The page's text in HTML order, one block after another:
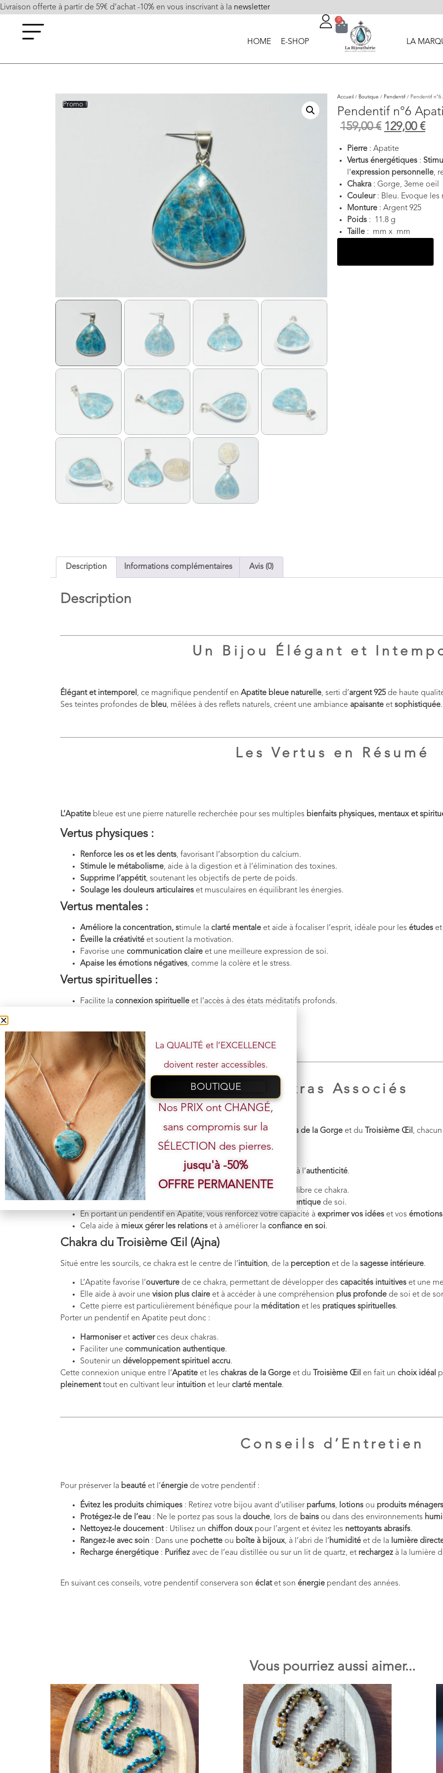
Livraison offerte à partir de 59€ d’achat -10% en vous inscrivant à la newsletter
HOME E-SHOP LA
0
Promo !
Accueil / Boutique / Pendentif / Pendentif n°6
Pendentif n°6
159,00€ 129,00 €
Pierre : Apatite
Vertus énergétiques :
l’expression personnelle,
Chakra : Gorge, 3eme oeil
Couleur: Bleu. Evoque les
Monture : Argent 925
Poids : 11.8 g
Taille : mm x mm
Description Informations complémentaires Avis (0)
Description
Un Bijou Élégant et
Élégant et intemporel , ce magnifique pendentif en Apatite bleue naturelle, serti d’argent 925de haute
Ses teintes profondes de bleu, mêlées à des reflets naturels, créent une ambiance apaisante et sophistiquée.
Les Vertus en Résumé
L’Apatite bleue est une pierre naturelle recherchée pour ses multiples bienfaits physiques, mentaux et
Vertus physiques :
Renforce les os et les dents, favorisant l’absorption du calcium.
Stimule le métabolisme, aide à la digestion et à l’élimination des toxines.
Supprime l’appétit, soutenant les objectifs de perte de poids.
Soulage les douleurs articulaires et musculaires en équilibrant les énergies.
Vertus mentales :
Améliore la concentration, stimule la clarté mentale et aide à focaliser l’esprit, idéale pour les études
Éveille la créativité et soutient la motivation.
Favorise une communication claire et une meilleure expression de soi.
Apaise les émotions négatives, comme la colère et le stress.
Vertus spirituelles :
Facilite la connexion spirituelle et l’accès à des états méditatifs profonds.
Soutient lamanifestation des intentions
Chakras Associés
L’Apatite bleue est une pierre particulièrement associée aux chakras de la Gorge et du Troisième Œil ,
Chakra de la Gorge (Vishuddha)
Ce chakra est lié à l’expression personnelle , à lacommunication et à l’authenticité.
L’Apatite, avec ses nuances bleues apaisantes , stimule et équilibre ce chakra.
Elle facilite unecommunication claire expression authentique de soi.
En portant un pendentif en Apatite, vous renforcez votre capacité à exprimer vos idées et vos émotions
Cela aide à mieux gérer les relations et à améliorer la confiance en soi.
Chakra du Troisième Œil (Ajna)
Situé entre les sourcils, ce chakra est le centre de l’intuition, de la perception et de la sagesse intérieure.
L’Apatite favorise l’ouverture de ce chakra, permettant de développer des capacités intuitives et une
Elle aide à avoir une vision plus claire et à accéder à une compréhension plus profonde de soi et de
Cette pierre est particulièrement bénéfique pour la méditation et les pratiques spirituelles.
Porter un pendentif en Apatite peut donc :
Harmoniseret activerces deux chakras.
Faciliter une communication authentique.
Soutenir un développement spirituel accru.
Cette connexion unique entre l’Apatite et les chakras de la Gorge et du Troisième Œil en fait un choix idéal
pleinementtout en cultivant leur intuition et leur clarté mentale.
Conseils d’Entretien
Pour préserver la beauté et l’énergie de votre pendentif :
Évitez les produits chimiques : Retirez votre bijou avant d’utiliser parfums, lotions ou produits ménagers
Protégez-le de l’eau : Ne le portez pas sous la douche, lors de bains ou dans des environnements
Nettoyez-le doucement: Utilisez un chiffon douxpour l’argent et évitez les nettoyants abrasifs.
Rangez-le avec soin : Dans une pochette ou boîte à bijoux, à l’abri de l’humidité et de la lumière
Recharge énergétique : Purifiez avec de l’eau distillée ou sur un lit de quartz, et rechargez à la lumière
En suivant ces conseils, votre pendentif conservera son éclatet son énergie pendant des années.
Vous pourriez aussi aimer...
La QUALITÉ et l’EXCELLENCE
doivent rester accessibles.
BOUTIQUE
Nos PRIX ont CHANGÉ,
sans compromis sur la
SÉLECTION des pierres.
jusqu'à -50%
OFFRE PERMANENTE